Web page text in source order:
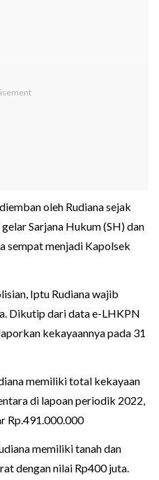
oleh Rudiana sejak
Sarjana Hukum (SH) dan
sempat menjadi Kapolsek
Iptu Rudiana wajib
Dikutip dari data e-LHKPN
kekayaannya pada 31
memiliki total kekayaan
di lapoan periodik 2022,
Rp.491.000.000
memiliki tanah dan
dengan nilai Rp400 juta.